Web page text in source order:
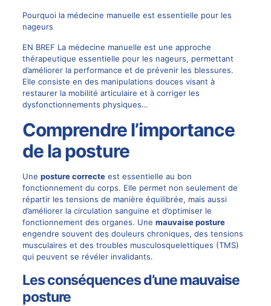
Pourquoi la médecine manuelle est essentielle pour les
nageurs
EN BREF La médecine manuelle est une approche
thérapeutique essentielle pour les nageurs, permettant
d’améliorer la performance et de prévenir les blessures.
Elle consiste en des manipulations douces visant à
restaurer la mobilité articulaire et à corriger les
dysfonctionnements physiques…
Comprendre l’importance
de la posture
Une posture correcteest essentielle au bon
fonctionnement du corps. Elle permet non seulement de
répartir les tensions de manière équilibrée, mais aussi
d’améliorer la circulation sanguine et d’optimiser le
fonctionnement des organes. Une mauvaise posture
engendre souvent des douleurs chroniques, des tensions
musculaires et des troubles musculosquelettiques (TMS)
qui peuvent se révéler invalidants.
Les conséquences d’une mauvaise
posture